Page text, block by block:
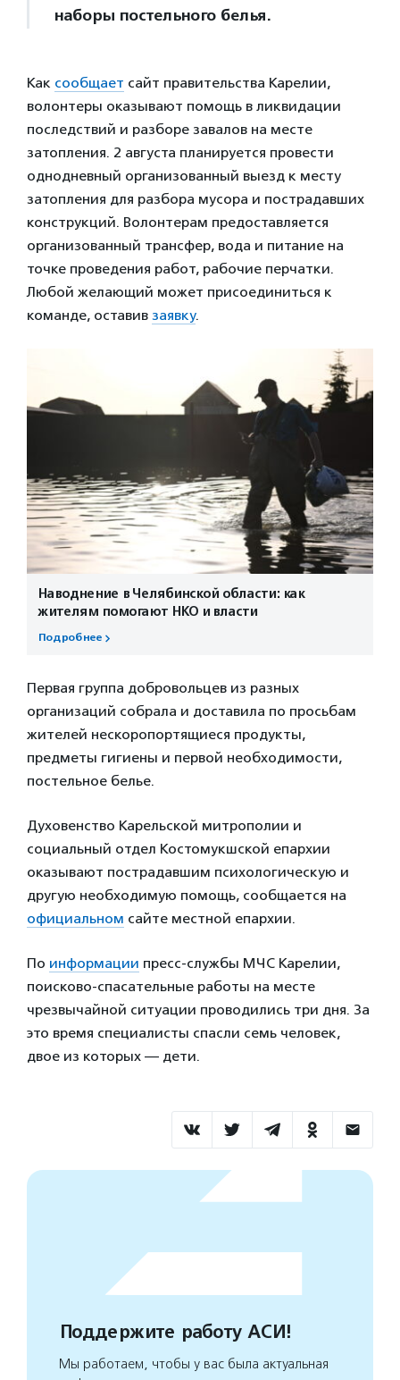
наборы постельного белья.
Как сообщает сайт правительства Карелии,
волонтеры оказывают помощь в ликвидации
последствий и разборе завалов на месте
затопления. 2 августа планируется провести
однодневный организованный выезд к месту
затопления для разбора мусора и пострадавших
конструкций. Волонтерам предоставляется
организованный трансфер, вода и питание на
точке проведения работ, рабочие перчатки.
Любой желающий может присоединиться к
команде, оставив заявку.
Наводнение в Челябинской области: как
жителям помогают НКО и власти
Подробнее
Первая группа добровольцев из разных
организаций собрала и доставила по просьбам
жителей нескоропортящиеся продукты,
предметы гигиены и первой необходимости,
постельное белье.
Духовенство Карельской митрополии и
социальный отдел Костомукшской епархии
оказывают пострадавшим психологическую и
другую необходимую помощь, сообщается на
официальном сайте местной епархии.
По информации пресс-службы МЧС Карелии,
поисково-спасательные работы на месте
чрезвычайной ситуации проводились три дня. За
это время специалисты спасли семь человек,
двое из которых — дети.
Поддержите работу АСИ!
Мы работаем, чтобы у вас была актуальная